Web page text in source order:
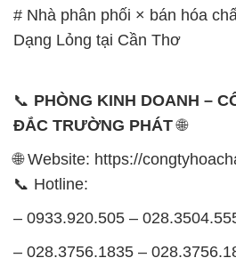
# Nhà phân phối × bán hóa
Dạng Lỏng tại Cần Thơ
📞 PHÒNG KINH DOANH –
ĐẮC TRƯỜNG PHÁT🌐
🌐 Website: https://
📞 Hotline:
– 0933.920.505 –
– 028.3756.1835 –